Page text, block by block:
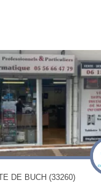
DE BUCH (33260)